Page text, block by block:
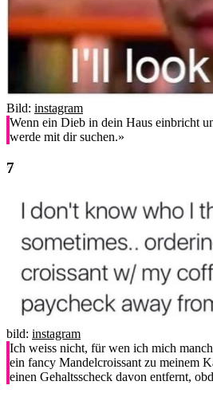
Bild: instagram
Wenn ein Dieb in dein Haus einbricht
werde mit dir suchen.»
bild: instagram
Ich weiss nicht, für wen ich mich
ein fancy Mandelcroissant zu meinem
einen Gehaltsscheck davon entfernt,